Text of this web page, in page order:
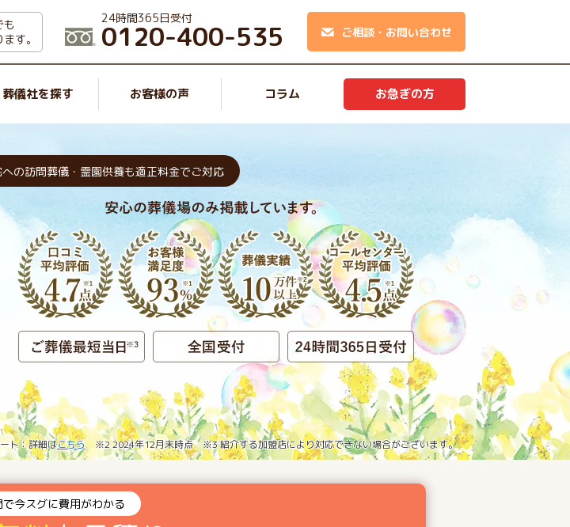
も
す。
24時間365日受付
0120-400-535 ご相談・お問い合わせ
葬儀社を探す お客様の声 コラム お急ぎの方
への訪問葬儀・霊園供養も適正料金でご対応
ト：詳細はこちら※2 2024年12月末時点 ※3 紹介する加盟店により対応できない場合がございます。
今スグに費用がわかる